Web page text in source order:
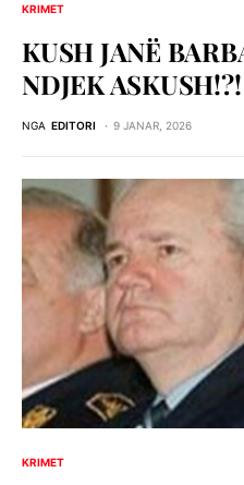
KRIMET
KUSH JANË
NDJEK ASKUSH!?!
NGA EDITORI 9 JANAR, 2026
KRIMET